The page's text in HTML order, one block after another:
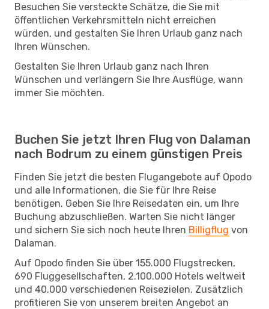
Besuchen Sie versteckte Schätze, die Sie mit
öffentlichen Verkehrsmitteln nicht erreichen
würden, und gestalten Sie Ihren Urlaub ganz nach
Ihren Wünschen.
Gestalten Sie Ihren Urlaub ganz nach Ihren
Wünschen und verlängern Sie Ihre Ausflüge, wann
immer Sie möchten.
Buchen Sie jetzt Ihren Flug von Dalaman
nach Bodrum zu einem günstigen Preis
Finden Sie jetzt die besten Flugangebote auf Opodo
und alle Informationen, die Sie für Ihre Reise
benötigen. Geben Sie Ihre Reisedaten ein, um Ihre
Buchung abzuschließen. Warten Sie nicht länger
und sichern Sie sich noch heute Ihren Billigflug von
Dalaman.
Auf Opodo finden Sie über 155.000 Flugstrecken,
690 Fluggesellschaften, 2.100.000 Hotels weltweit
und 40.000 verschiedenen Reisezielen. Zusätzlich
profitieren Sie von unserem breiten Angebot an